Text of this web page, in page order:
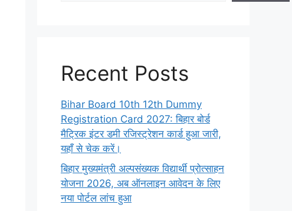
Recent Posts
Bihar Board 10th 12th Dummy
Registration Card 2027: बिहार बोर्ड
मैट्रिक इंटर डमी रजिस्ट्रेशन कार्ड हुआ जारी,
यहाँ से चेक करें।
बिहार मुख्यमंत्री अल्पसंख्यक विद्यार्थी प्रोत्साहन
योजना 2026, अब ऑनलाइन आवेदन के लिए
नया पोर्टल लांच हुआ